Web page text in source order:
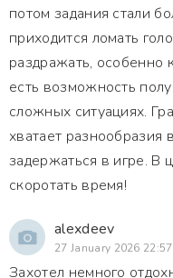
потом задания стали
приходится ломать
раздражать, особенно
есть возможность
сложных ситуациях.
хватает разнообразия
задержаться в игре. В
скоротать время!
alexdeev
27 January 2026 22:57
Захотел немного